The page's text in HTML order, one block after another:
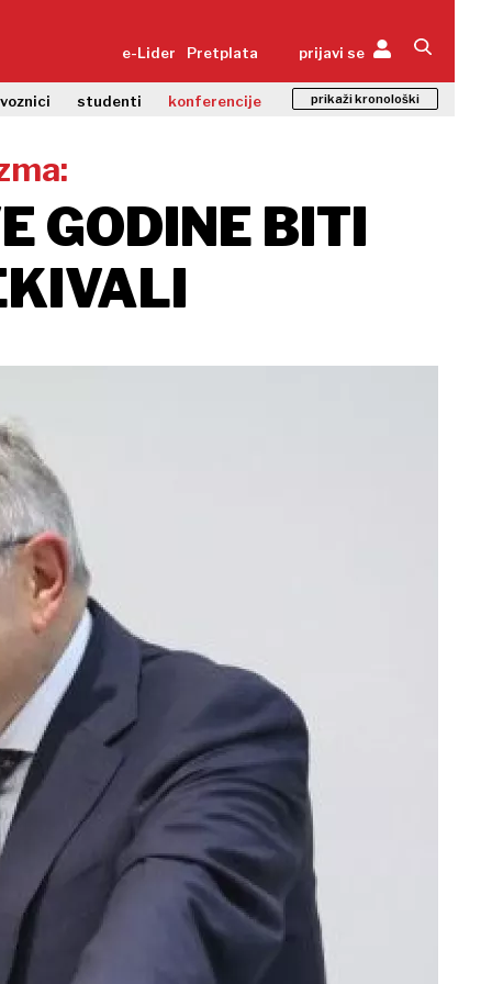
e-Lider Pretplata prijavi se
studenti konferencije prikaži kronološki
GODINE BITI